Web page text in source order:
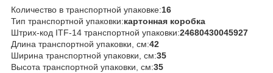
Количество в транспортной упаковке:16
Тип транспортной упаковки:картонная коробка
Штрих-код ITF-14 транспортной упаковки:24680430045927
Длина транспортной упаковки, см:42
Ширина транспортной упаковки, см:35
Высота транспортной упаковки, см:35